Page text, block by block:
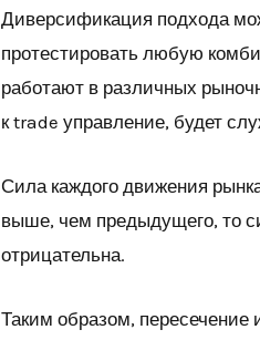
Диверсификация подхода
протестировать любую
работают в различных
к trade управление, будет
Сила каждого движения
выше, чем предыдущего, то
отрицательна.
Таким образом, пересечение